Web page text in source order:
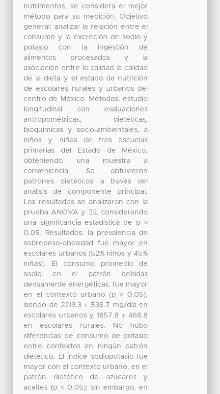
nutrimentos, se considera el mejor
método para su medición. Objetivo
general: analizar la relación entre el
consumo y la excreción de sodio y
potasio con la ingestión de
alimentos procesados y la
asociación entre la calidad la calidad
de la dieta y el estado de nutrición
de escolares rurales y urbanos del
centro de México. Métodos: estudio
longitudinal con evaluaciones
antropométricas, dietéticas,
bioquímicas y socio-ambientales, a
niños y niñas de tres escuelas
primarias del Estado de México,
obteniendo una muestra a
conveniencia. Se obtuvieron
patrones dietéticos a través del
análisis de componente principal.
Los resultados se analizaron con la
prueba ANOVA y 2, considerando
una significancia estadística de p <
0.05. Resultados: la prevalencia de
sobrepeso-obesidad fue mayor en
escolares urbanos (52% niños y 45%
niñas). El consumo promedio de
sodio en el patrón bebidas
densamente energéticas, fue mayor
en el contexto urbano (p < 0.05),
siendo de 2219.3 ± 538.7 mg/día en
escolares urbanos y 1857.8 ± 468.8
en escolares rurales. No hubo
diferencias de consumo de potasio
entre contextos en ningún patrón
dietético. El índice sodiopotasio fue
mayor con el contexto urbano, en el
patrón dietético de azúcares y
aceites (p < 0.05); sin embargo, en